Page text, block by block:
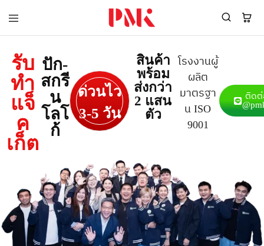
สินค้า
สร้าง
แบรนด์
เสื้อ
โปโล
ยูนิฟอร์ม
ยูนิฟอร์ม
บริษัท
มาตรฐาน
ISO9001
และ
อุตสาหกรรม
ที่2
รับ
ทำ
แจ็
ค
เก็ต
ปัก-
สกรี
น
โลโ
ก้
ด่วนไว
3-5 วัน
สินค้า
พร้อม
ส่งกว่า
2 แสน
ตัว
โรงงานผู้
ผลิต
มาตรฐา
น ISO
9001
ติดต่